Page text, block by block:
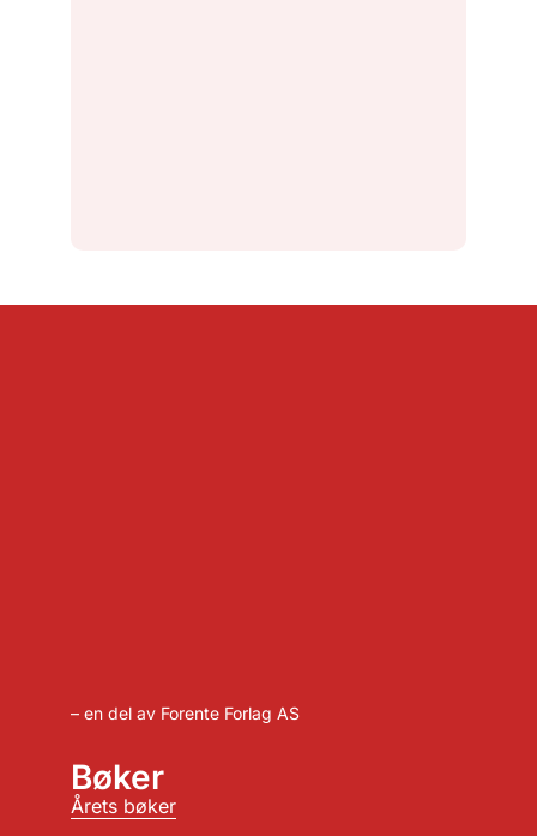
– en del av Forente Forlag AS
Bøker
Årets bøker